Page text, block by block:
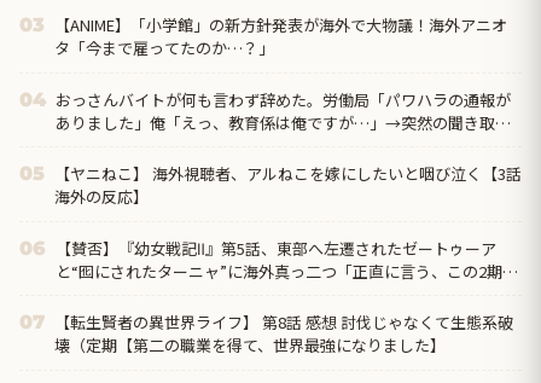
03
【ANIME】「小学館」の新方針発表が海外で大物議！海外アニオ
タ「今まで雇ってたのか…？」
04 おっさんバイトが何も言わず辞めた。労働局「パワハラの通報が
ありました」俺「えっ、教育係は俺ですが…」→突然の聞き取り
05
【ヤニねこ】 海外視聴者、アルねこを嫁にしたいと咽び泣く【3話
海外の反応】
06
【賛否】『幼女戦記Ⅱ』第5話、東部へ左遷されたゼートゥーア
と“囮にされたターニャ”に海外真っ二つ「正直に言う、この2期は
07
【転生賢者の異世界ライフ】 第8話 感想 討伐じゃなくて生態系破
壊（定期【第二の職業を得て、世界最強になりました】